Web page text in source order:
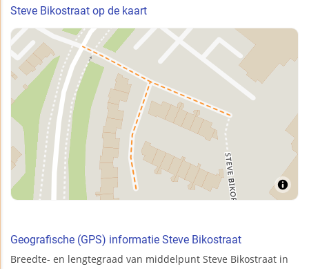
Steve Bikostraat op de kaart
Geografische (GPS) informatie Steve Bikostraat
Breedte- en lengtegraad van middelpunt Steve Bikostraat in